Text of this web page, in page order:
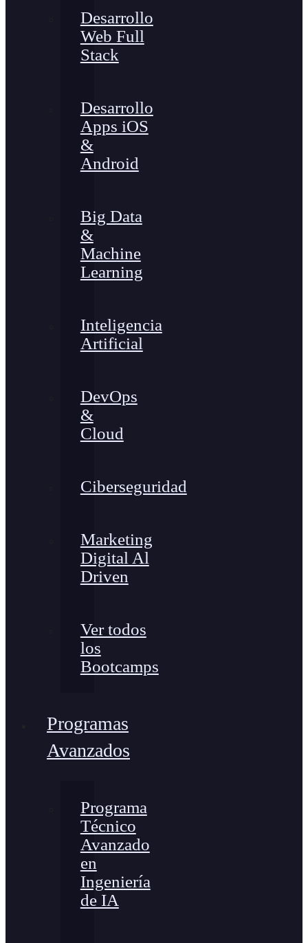
Desarrollo
Web Full
Stack
Desarrollo
Apps iOS
&
Android
Big Data
&
Machine
Learning
Inteligencia
Artificial
DevOps
&
Cloud
Ciberseguridad
Marketing
Digital Al
Driven
Ver todos
los
Bootcamps
Programas
Avanzados
Programa
Técnico
Avanzado
en
Ingeniería
de IA